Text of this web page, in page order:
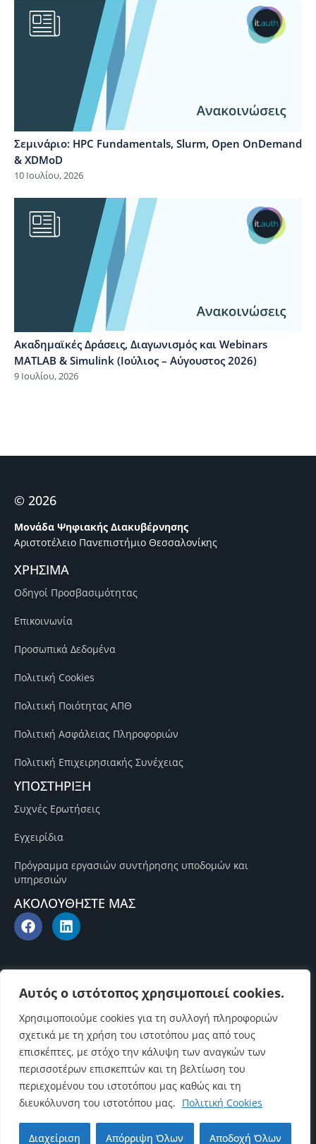
Αυτός ο ιστότοπος χρησιμοποιεί cookies.
Χρησιμοποιούμε cookies για τη συλλογή πληροφοριών
σχετικά με τη χρήση του ιστοτόπου μας από τους
επισκέπτες, με στόχο την κάλυψη των αναγκών των
περισσοτέρων επισκεπτών και τη βελτίωση του
περιεχομένου του ιστοτόπου μας καθώς και τη
διευκόλυνση του ιστοτόπου μας. Πολιτική Cookies
Διαχείριση Απόρριψη Όλων Αποδοχή Όλων
Επιστροφή στην αρχή
Σεμινάριο: HPC Fundamentals, Slurm, Open OnDemand
& XDMoD
10 Ιουλίου, 2026
Ακαδημαϊκές Δράσεις, Διαγωνισμός και Webinars
MATLAB & Simulink (Ιούλιος – Αύγουστος 2026)
9 Ιουλίου, 2026
© 2026
Μονάδα Ψηφιακής Διακυβέρνησης
Αριστοτέλειο Πανεπιστήμιο Θεσσαλονίκης
ΧΡΗΣΙΜΑ
Οδηγοί Προσβασιμότητας
Επικοινωνία
Προσωπικά Δεδομένα
Πολιτική Cookies
Πολιτική Ποιότητας ΑΠΘ
Πολιτική Ασφάλειας Πληροφοριών
Πολιτική Επιχειρησιακής Συνέχειας
ΥΠΟΣΤΗΡΙΞΗ
Συχνές Ερωτήσεις
Εγχειρίδια
Πρόγραμμα εργασιών συντήρησης υποδομών και
υπηρεσιών
ΑΚΟΛΟΥΘΗΣΤΕ ΜΑΣ